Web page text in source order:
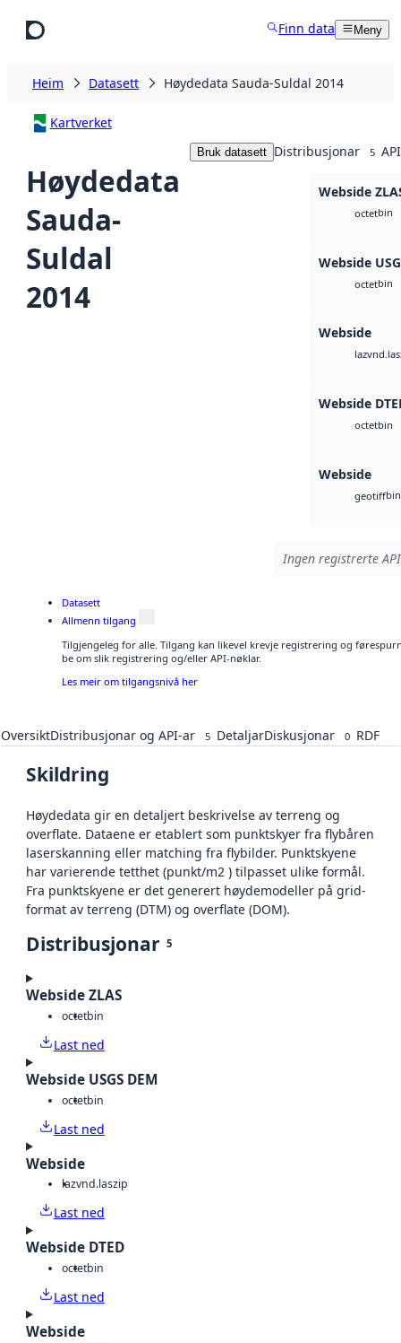
Finn data Meny
Heim Datasett Høydedata Sauda-Suldal 2014
Kartverket
Høydedata
Sauda-
Suldal
2014
Bruk datasett Distribusjonar 5
Webside
octetbin
Webside
octetbin
Webside
laz
Webside
octetbin
Webside
geotiffbin
Ingen registrerte
Datasett
Allmenn tilgang
Tilgjengeleg for alle. Tilgang kan likevel krevje registrering og
be om slik registrering og/eller API-nøklar.
Les meir om tilgangsnivå her
OversiktDistribusjonar og API-ar 5 DetaljarDiskusjonar 0 RDF
Skildring
Høydedata gir en detaljert beskrivelse av terreng og
overflate. Dataene er etablert som punktskyer fra flybåren
laserskanning eller matching fra flybilder. Punktskyene
har varierende tetthet (punkt/m2 ) tilpasset ulike formål.
Fra punktskyene er det generert høydemodeller på grid-
format av terreng (DTM) og overflate (DOM).
Distribusjonar 5
Webside ZLAS
octetbin
Last ned
Webside USGS DEM
octetbin
Last ned
Webside
lazvnd.laszip
Last ned
Webside DTED
octetbin
Last ned
Webside